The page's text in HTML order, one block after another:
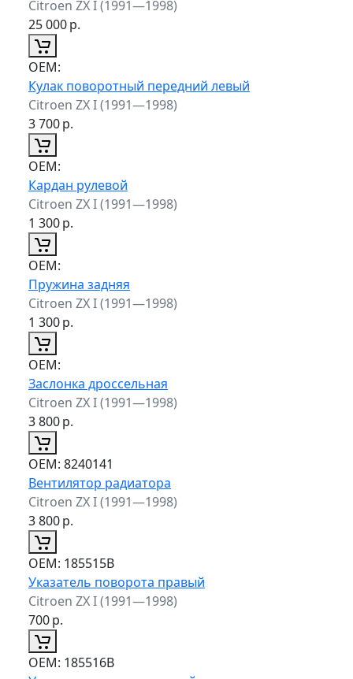
Citroen ZX I (1991—1998)
25 000р.
ОЕМ:
Кулак поворотный передний левый
Citroen ZX I (1991—1998)
3 700р.
ОЕМ:
Кардан рулевой
Citroen ZX I (1991—1998)
1 300р.
ОЕМ:
Пружина задняя
Citroen ZX I (1991—1998)
1 300р.
ОЕМ:
Заслонка дроссельная
Citroen ZX I (1991—1998)
3 800р.
ОЕМ: 8240141
Вентилятор радиатора
Citroen ZX I (1991—1998)
3 800р.
ОЕМ: 185515B
Указатель поворота правый
Citroen ZX I (1991—1998)
700р.
ОЕМ: 185516B